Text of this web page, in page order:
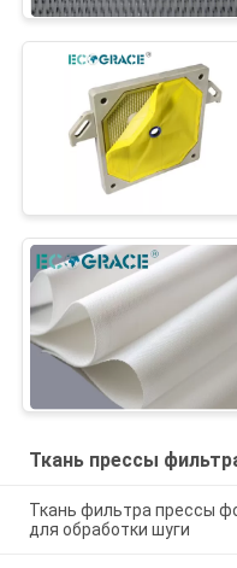
Ткань прессы
Ткань фильтра прессы
для обработки шуги